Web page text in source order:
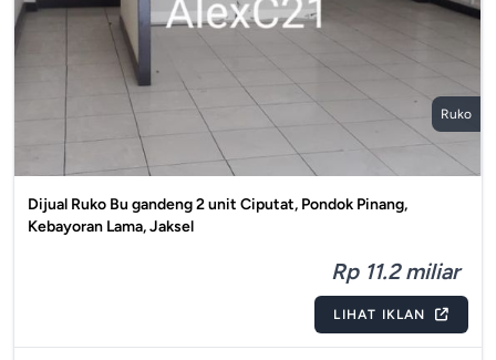
Ruko
Dijual Ruko Bu gandeng 2 unit Ciputat, Pondok Pinang,
Kebayoran Lama, Jaksel
Rp 11.2 miliar
LIHAT IKLAN